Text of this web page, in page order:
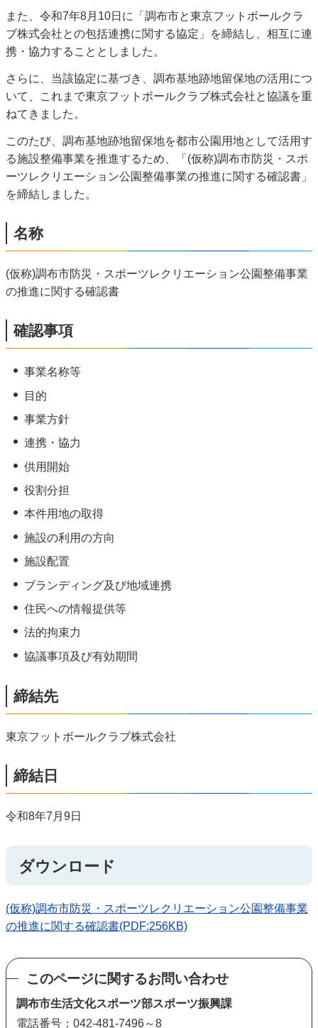
また、令和7年8月10日に「調布市と東京フットボールクラ
ブ株式会社との包括連携に関する協定」を締結し、相互に連
携・協力することとしました。
さらに、当該協定に基づき、調布基地跡地留保地の活用につ
いて、これまで東京フットボールクラブ株式会社と協議を重
ねてきました。
このたび、調布基地跡地留保地を都市公園用地として活用す
る施設整備事業を推進するため、「(仮称)調布市防災・スポ
ーツレクリエーション公園整備事業の推進に関する確認書」
を締結しました。
名称
(仮称)調布市防災・スポーツレクリエーション公園整備事業
の推進に関する確認書
確認事項
事業名称等
目的
事業方針
連携・協力
供用開始
役割分担
本件用地の取得
施設の利用の方向
施設配置
ブランディング及び地域連携
住民への情報提供等
法的拘束力
協議事項及び有効期間
締結先
東京フットボールクラブ株式会社
締結日
令和8年7月9日
ダウンロード
(仮称)調布市防災・スポーツレクリエーション公園整備事業
の推進に関する確認書(PDF:256KB)
このページに関するお問い合わせ
調布市生活文化スポーツ部スポーツ振興課
電話番号：042-481-7496～8